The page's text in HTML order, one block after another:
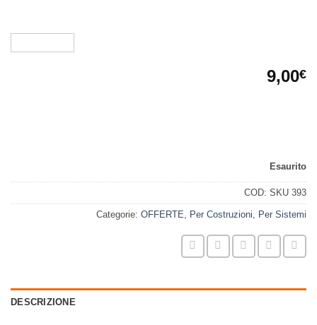
9,00€
Esaurito
COD: SKU 393
Categorie: OFFERTE Per Costruzioni Per Sistemi
DESCRIZIONE